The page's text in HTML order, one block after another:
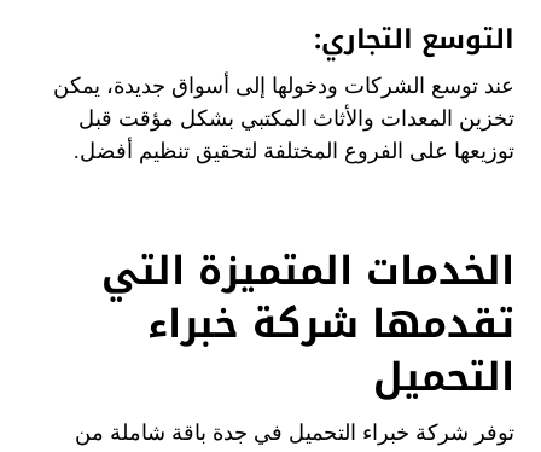
التوسع التجاري:
عند توسع الشركات ودخولها إلى أسواق جديدة، يمكن
تخزين المعدات والأثاث المكتبي بشكل مؤقت قبل
توزيعها على الفروع المختلفة لتحقيق تنظيم أفضل.
الخدمات المتميزة التي
تقدمها شركة خبراء
التحميل
توفر شركة خبراء التحميل في جدة باقة شاملة من